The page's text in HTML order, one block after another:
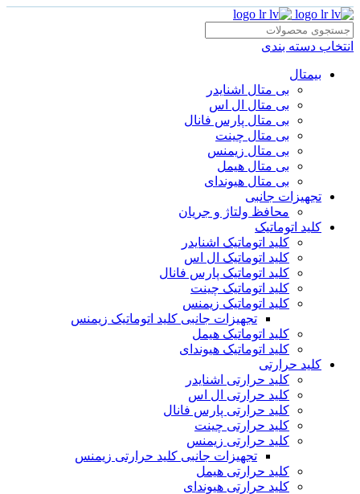
انتخاب دسته بندی
بیمتال
بی متال اشنایدر
بی متال ال اس
بی متال پارس فانال
بی متال چینت
بی متال زیمنس
بی متال هیمل
بی متال هیوندای
تجهیزات جانبی
محافظ ولتاژ و‌ جریان
کلید اتوماتیک
کلید اتوماتیک اشنایدر
کلید اتوماتیک ال اس
کلید اتوماتیک پارس فانال
کلید اتوماتیک چینت
کلید اتوماتیک زیمنس
تجهیزات جانبی کلید اتوماتیک زیمنس
کلید اتوماتیک هیمل
کلید اتوماتیک هیوندای
کلید حرارتی
کلید حرارتی اشنایدر
کلید حرارتی ال اس
کلید حرارتی پارس فانال
کلید حرارتی چینت
کلید حرارتی زیمنس
تجهیزات جانبی کلید حرارتی زیمنس
کلید حرارتی هیمل
کلید حرارتی هیوندای